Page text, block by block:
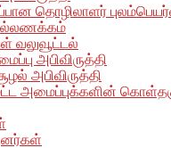
தொழிலாளர்
வலுவூட்டல்
அபிவிருத்தி
அபிவிருத்தி
அமைப்புக்களின்